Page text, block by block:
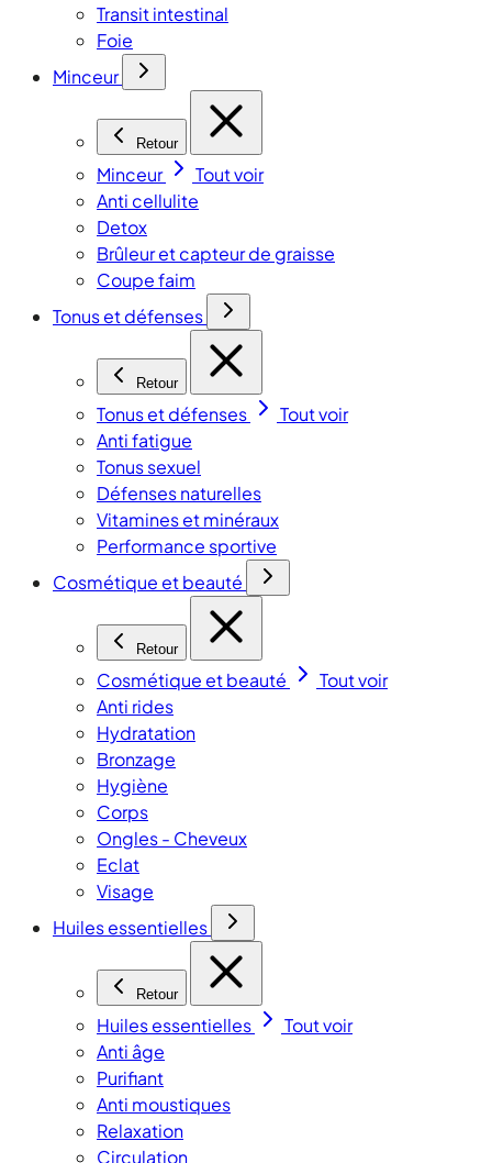
Transit intestinal
Foie
Minceur
Retour
Minceur
Tout voir
Anti cellulite
Detox
Brûleur et capteur de graisse
Coupe faim
Tonus et défenses
Retour
Tonus et défenses
Tout voir
Anti fatigue
Tonus sexuel
Défenses naturelles
Vitamines et minéraux
Performance sportive
Cosmétique et beauté
Retour
Cosmétique et beauté
Tout voir
Anti rides
Hydratation
Bronzage
Hygiène
Corps
Ongles - Cheveux
Eclat
Visage
Huiles essentielles
Retour
Huiles essentielles
Tout voir
Anti âge
Purifiant
Anti moustiques
Relaxation
Circulation